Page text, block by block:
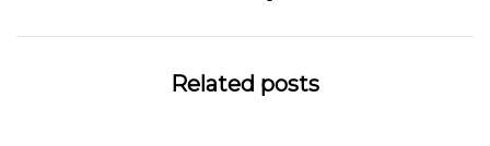
Related posts